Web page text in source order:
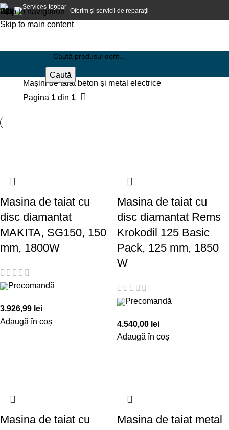
Skip to navigation
Skip to main content
Oferim și servicii de reparații
Caută
Mașini de tăiat beton și metal electrice
Pagina 1 din 1
Masina de taiat cu
disc diamantat
MAKITA, SG150, 150
mm, 1800W
Precomandă
3.926,99 lei
Adaugă în coș
Masina de taiat cu
disc diamantat Rems
Krokodil 125 Basic
Pack, 125 mm, 1850
W
Precomandă
4.540,00 lei
Adaugă în coș
Masina de taiat cu
Masina de taiat metal